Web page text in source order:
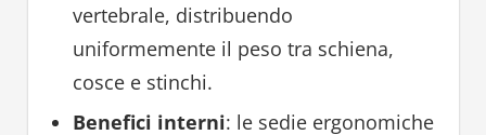
vertebrale, distribuendo
uniformemente il peso tra schiena,
cosce e stinchi.
Benefici interni: le sedie ergonomiche